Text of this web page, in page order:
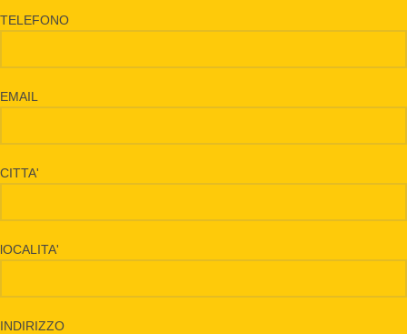
TELEFONO
EMAIL
CITTA'
lOCALITA'
INDIRIZZO